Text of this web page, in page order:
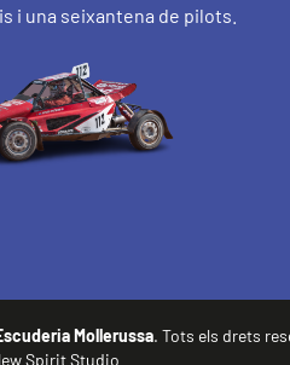
i una seixantena de pilots.
Mollerussa. Tots els drets
Spirit Studio